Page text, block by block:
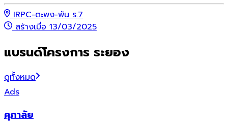
IRPC-ตะพง-พัน ร.7
สร้างเมื่อ 13/03/2025
แบรนด์โครงการ ระยอง
ดูทั้งหมด
Ads
ศุภาลัย